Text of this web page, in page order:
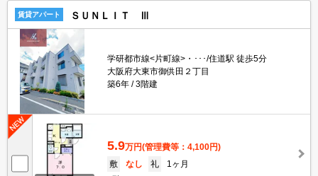
賃貸アパート ＳＵＮＬＩＴ Ⅲ
学研都市線<片町線>・･･･/住道駅 徒歩5分
大阪府大東市御供田２丁目
築6年
3階建
5.9万円(管理費等：4,100円)
敷
なし 礼
1ヶ月